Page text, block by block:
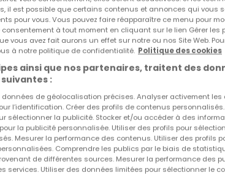
Maison
337 000 €
130 m² 5 3 1 7
il est possible que certains contenus et annonces qui vous
pour vous. Vous pouvez faire réapparaître ce menu pour
consentement à tout moment en cliquant sur le lien Gérer les
vous avez fait aurons un effet sur notre ou nos Site Web.
à notre politique de confidentialité. Politique des cookies
ainsi que nos partenaires, traitent des
:
données de géolocalisation précises. Analyser activement
l’identification. Créer des profils de contenus
sélectionner la publicité. Stocker et/ou accéder à des
la publicité personnalisée. Utiliser des profils pour
Mesurer la performance des contenus. Utiliser des profils
Comprendre les publics par le biais de
de différentes sources. Mesurer la performance des
services. Utiliser des données limitées pour sélectionner le